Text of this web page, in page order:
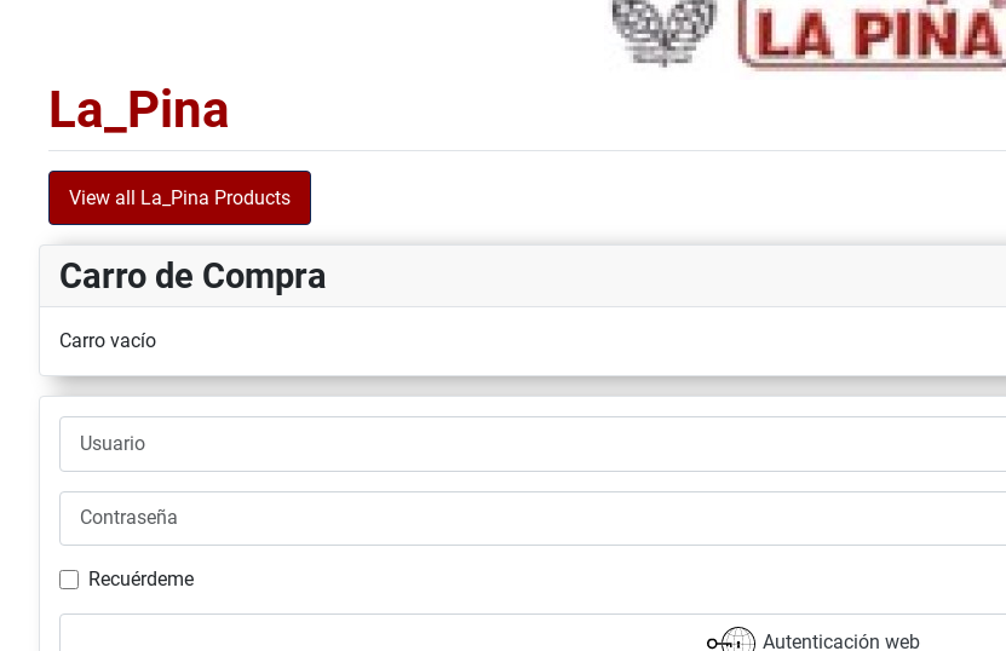
Carro de Compra
Carro vacío
Recuérdeme
Autenticación web
La_Pina
View all La_Pina Products